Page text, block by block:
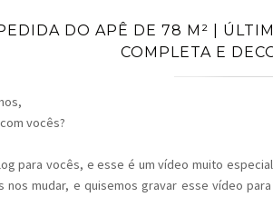
DO APÊ DE 78 M² |
COMPLETA E
vocês?
para vocês, e esse é um vídeo muito
nos mudar, e quisemos gravar esse vídeo